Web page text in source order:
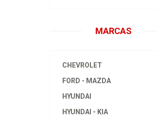
MARCAS
CHEVROLET
FORD - MAZDA
HYUNDAI
HYUNDAI - KIA